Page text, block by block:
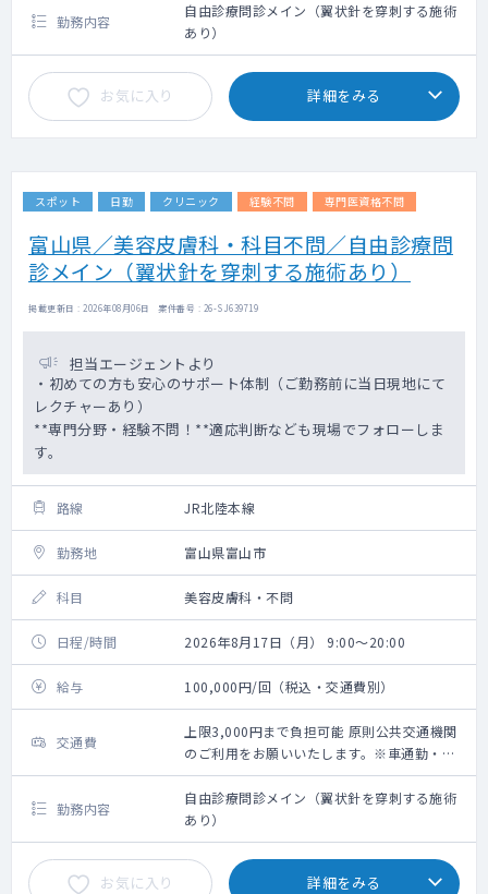
勤務内容
自由診療問診メイン（翼状針を穿刺する施術
あり）
お気に入り 詳細をみる
スポット 日勤 クリニック 経験不問 専門医資格不問
富山県／美容皮膚科・科目不問／自由診療問
診メイン（翼状針を穿刺する施術あり）
掲載更新日 : 2026年08月06日 案件番号 : 26-SJ639719
担当エージェントより
・初めての方も安心のサポート体制（ご勤務前に当日現地にて
レクチャーあり）
**専門分野・経験不問！**適応判断なども現場でフォローしま
す。
路線 JR北陸本線
勤務地 富山県富山市
科目 美容皮膚科・不問
日程/時間 2026年8月17日（月） 9:00～20:00
給与 100,000円/回（税込・交通費別）
交通費
上限3,000円まで負担可能 原則公共交通機関
のご利用をお願いいたします。※車通勤・タ
クシー利用要相談
勤務内容
自由診療問診メイン（翼状針を穿刺する施術
あり）
お気に入り 詳細をみる